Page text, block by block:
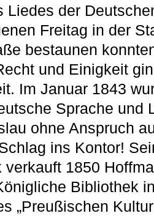
Liedes der
Freitag in der
bestaunen
und Einigkeit
Im Januar 1843
Sprache und
ohne Anspruch
ins Kontor!
verkauft 1850
Bibliothek
„Preußischen